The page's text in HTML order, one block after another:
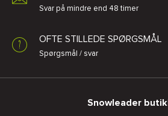
Svar på mindre end 48 timer
OFTE STILLEDE SPØRGSMÅL
Spørgsmål / svar
Snowleader